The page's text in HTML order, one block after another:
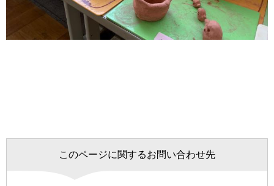
このページに関するお問い合わせ先